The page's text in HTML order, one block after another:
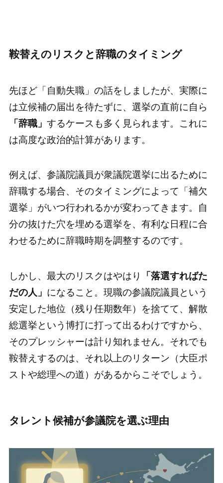
鞍替えのリスクと辞職のタイミング
先ほど「自動失職」の話をしましたが、実際に
は立候補の届出を待たずに、選挙の直前に自ら
「辞職」 するケースも多く見られます。これに
は高度な政治的計算があります。
例えば、参議院議員が衆議院選挙に出るために
辞職する場合、そのタイミングによって「補欠
選挙」がいつ行われるかが変わってきます。自
分の抜けた穴を埋める選挙を、有利な日程に合
わせるために辞職時期を調整するのです。
しかし、最大のリスクはやはり
「落選すればた
だの人」 になること。現職の参議院議員という
安定した地位（残り任期数年）を捨てて、解散
総選挙という博打に打って出るわけですから、
そのプレッシャーは計り知れません。それでも
鞍替えするのは、それ以上のリターン（大臣ポ
ストや総理への道）があるからこそでしょう。
タレント候補が参議院を選ぶ理由